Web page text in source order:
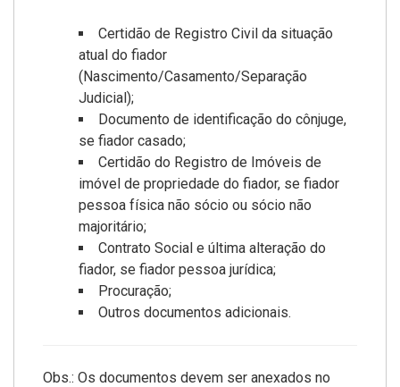
Certidão de Registro Civil da situação
atual do fiador
(Nascimento/Casamento/Separação
Judicial);
Documento de identificação do cônjuge,
se fiador casado;
Certidão do Registro de Imóveis de
imóvel de propriedade do fiador, se fiador
pessoa física não sócio ou sócio não
majoritário;
Contrato Social e última alteração do
fiador, se fiador pessoa jurídica;
Procuração;
Outros documentos adicionais.
Obs.: Os documentos devem ser anexados no